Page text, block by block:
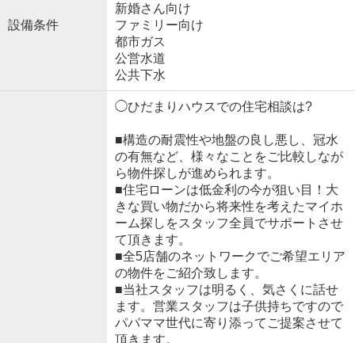
設備条件
新婚さん向け
ファミリー向け
都市ガス
公営水道
公共下水
◯ひだまりハウスでの住宅相談は?
■構造の耐震性や地盤の良し悪し、冠水
の有無など、様々なことをご比較しなが
ら物件探しが進められます。
■住宅ローンは低金利の今が狙い目！大
きな買い物だから将来性を考えたマイホ
ーム探しをスタッフ全員でサポートさせ
て頂きます。
■全5店舗のネットワークでご希望エリア
の物件をご紹介致します。
■当社スタッフは明るく、気さくに話せ
ます。営業スタッフは子供持ちですので
パパママ世代に寄り添ってご提案させて
頂きます。